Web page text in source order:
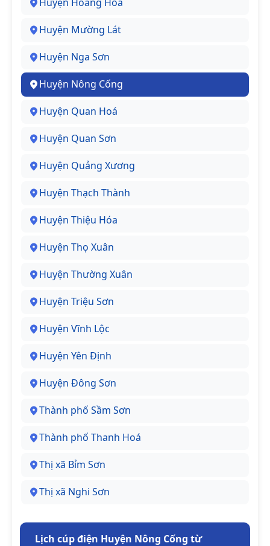
Huyện Mường Lát
Huyện Nga Sơn
Huyện Nông Cống
Huyện Quan Hoá
Huyện Quan Sơn
Huyện Quảng Xương
Huyện Thạch Thành
Huyện Thiệu Hóa
Huyện Thọ Xuân
Huyện Thường Xuân
Huyện Triệu Sơn
Huyện Vĩnh Lộc
Huyện Yên Định
Huyện Đông Sơn
Thành phố Sầm Sơn
Thành phố Thanh Hoá
Thị xã Bỉm Sơn
Thị xã Nghi Sơn
Lịch cúp điện Huyện Nông Cống từ